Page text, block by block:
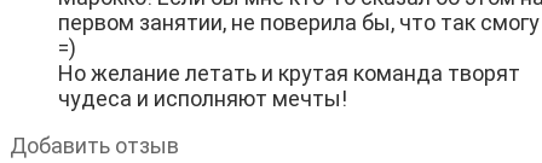
первом занятии, не поверила бы, что так смогу
=)
Но желание летать и крутая команда творят
чудеса и исполняют мечты!
Добавить отзыв